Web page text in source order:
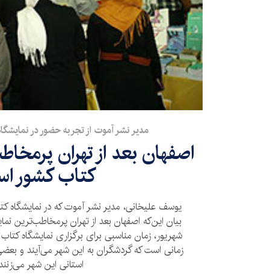
مدیر نشر آموت از تجربه حضور در
اصفهان بعد از تهران
کتاب کشور
یوسف علیخانی، مدیر نشر آموت که در نمایشگاه
بیان این‌که اصفهان بعد از تهران پرمخاطب‌ترین
شهریور، زمان مناسبی برای برگزاری نمایشگاه
زمانی است که گردشگران به این شهر می‌آیند و
استانی این شهر